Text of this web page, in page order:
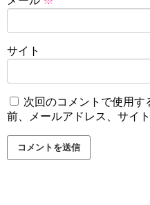
サイト
次回のコメントで使用す
前、メールアドレス、サイト